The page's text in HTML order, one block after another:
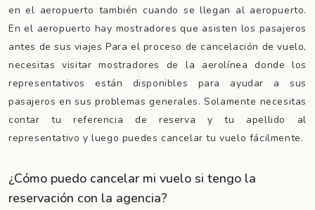
en el aeropuerto también cuando se llegan al aeropuerto.
En el aeropuerto hay mostradores que asisten los pasajeros
antes de sus viajes Para el proceso de cancelación de vuelo,
necesitas visitar mostradores de la aerolínea donde los
representativos están disponibles para ayudar a sus
pasajeros en sus problemas generales. Solamente necesitas
contar tu referencia de reserva y tu apellido al
representativo y luego puedes cancelar tu vuelo fácilmente.
¿Cómo puedo cancelar mi vuelo si tengo la
reservación con la agencia?